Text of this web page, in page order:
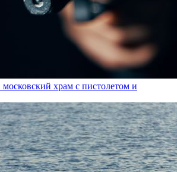
храм с пистолетом и